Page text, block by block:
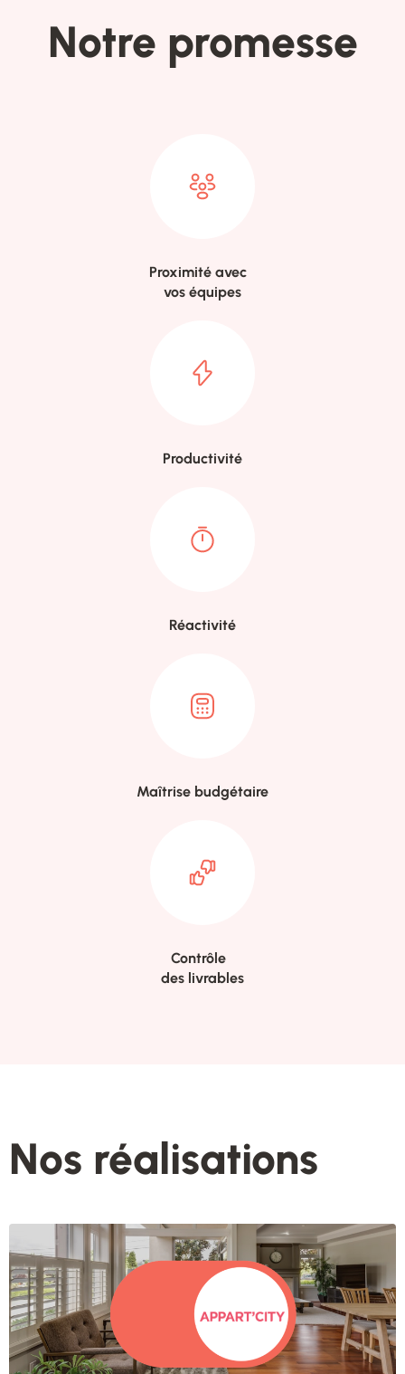
Notre promesse
Proximité avec
vos équipes
Productivité
Réactivité
Maîtrise budgétaire
Contrôle
des livrables
Nos réalisations